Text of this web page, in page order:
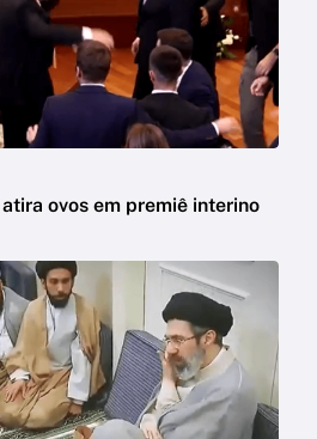
ovos em premiê interino